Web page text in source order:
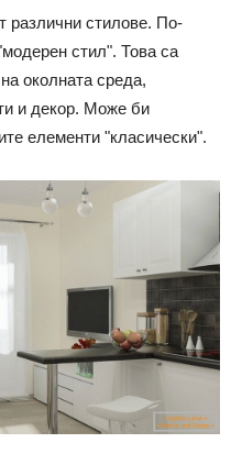
различни стилове. По-
стил". Това са
околната среда,
и декор. Може би
елементи "класически".